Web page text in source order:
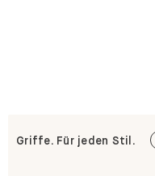
Griffe. Für jeden Stil.